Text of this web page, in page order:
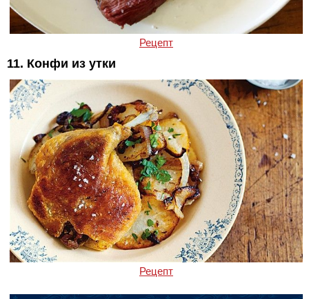
Рецепт
11. Конфи из утки
Рецепт